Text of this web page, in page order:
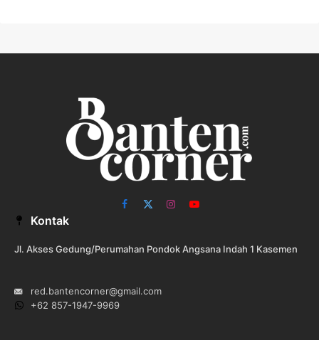
Facebook
X
InstagramYouTube
Kontak
Jl. Akses Gedung/Perumahan Pondok Angsana Indah 1 Kasemen
red.bantencorner@gmail.com
+62 857-1947-9969